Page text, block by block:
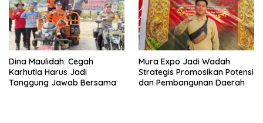
Dina Maulidah: Cegah
Karhutla Harus Jadi
Tanggung Jawab Bersama
Mura Expo Jadi Wadah
Strategis Promosikan Potensi
dan Pembangunan Daerah